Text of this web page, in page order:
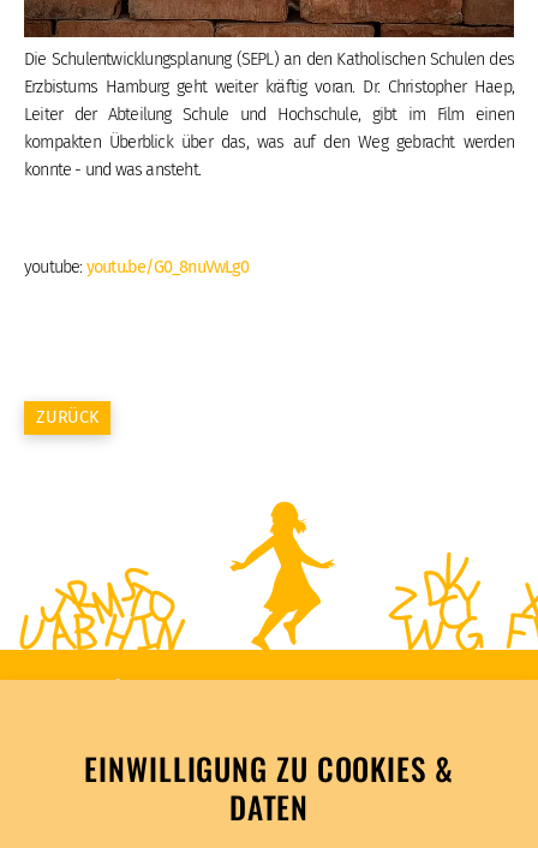
EINWILLIGUNG ZU COOKIES &
DATEN
Die Schulentwicklungsplanung (SEPL) an den Katholischen Schulen des
Erzbistums Hamburg geht weiter kräftig voran. Dr. Christopher Haep,
Leiter der Abteilung Schule und Hochschule, gibt im Film einen
kompakten Überblick über das, was auf den Weg gebracht werden
konnte - und was ansteht.
youtube: youtu.be/G0_8nuVwLg0
ZURÜCK